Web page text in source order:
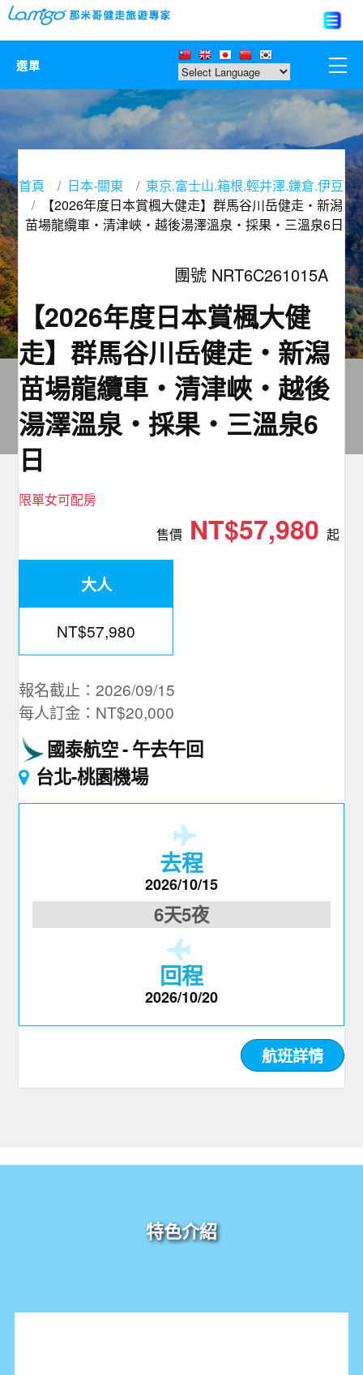
選單
那米哥莊園
中國
日本
亞洲韓國
歐美紐澳
台灣
夯講座
自由行
首頁 日本-關東
東京.富士山.箱根.輕井澤.鎌倉.伊豆
【2026年度日本賞楓大健走】群馬谷川岳健走‧新潟
苗場龍纜車‧清津峽‧越後湯澤溫泉‧採果‧三溫泉6日
團號 NRT6C261015A
【2026年度日本賞楓大健
走】群馬谷川岳健走‧新潟
苗場龍纜車‧清津峽‧越後
湯澤溫泉‧採果‧三溫泉6
日
限單女可配房
售價NT$57,980 起
大人
NT$57,980
報名截止：2026/09/15
每人訂金：NT$20,000
國泰航空 午去午回
台北-桃園機場
去程
2026/10/15
6天5夜
回程
2026/10/20
航班詳情
特色介紹